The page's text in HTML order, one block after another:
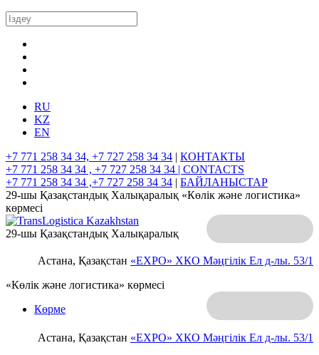
RU
KZ
EN
+7 771 258 34 34, +7 727 258 34 34 | КОНТАКТЫ
+7 771 258 34 34 , +7 727 258 34 34 | CONTACTS
+7 771 258 34 34 ,+7 727 258 34 34 | БАЙЛАНЫСТАР
29-шы Қазақстандық Халықаралық «Көлік және логистика»
көрмесі
Астана, Қазақстан «EXPO» ХКО Мәңгілік Ел д-лы. 53/1
29-шы Қазақстандық Халықаралық
«Көлік және логистика» көрмесі
Астана, Қазақстан «EXPO» ХКО Мәңгілік Ел д-лы. 53/1
Көрме